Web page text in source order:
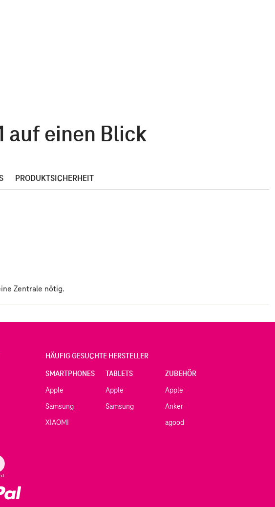
auf einen Blick
PRODUKTSICHERHEIT
Zentrale nötig.
HÄUFIG GESUCHTE HERSTELLER
SMARTPHONES
Apple
Samsung
XIAOMI
TABLETS
Apple
Samsung
ZUBEHÖR
Apple
Anker
agood